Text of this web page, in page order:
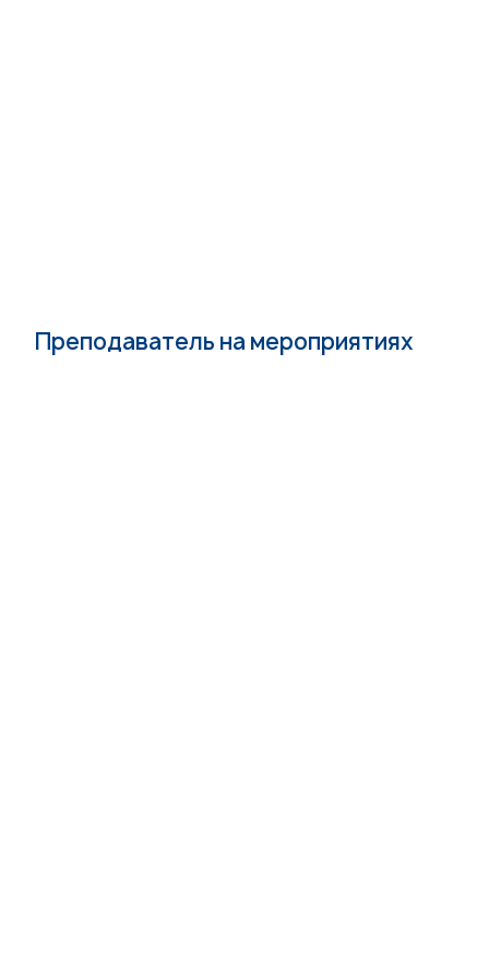
Преподаватель на мероприятиях